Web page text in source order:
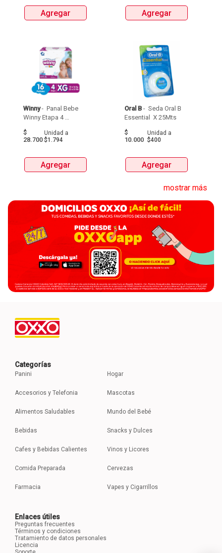
Agregar Agregar
Winny - Panal Bebe
Winny Etapa 4
$
28.700
Unidad a
$1.794
Agregar
Oral B - Seda Oral B
$
10.000
Unidad a
$400
Agregar
mostrar más
Categorías
Panini
Accesorios y Telefonia
Alimentos Saludables
Bebidas
Cafes y Bebidas Calientes
Comida Preparada
Farmacia
Hogar
Mascotas
Mundo del Bebé
Snacks y Dulces
Vinos y Licores
Cervezas
Vapes y Cigarrillos
Enlaces útiles
Preguntas frecuentes
Términos y condiciones
Tratamiento de datos personales
Licencia